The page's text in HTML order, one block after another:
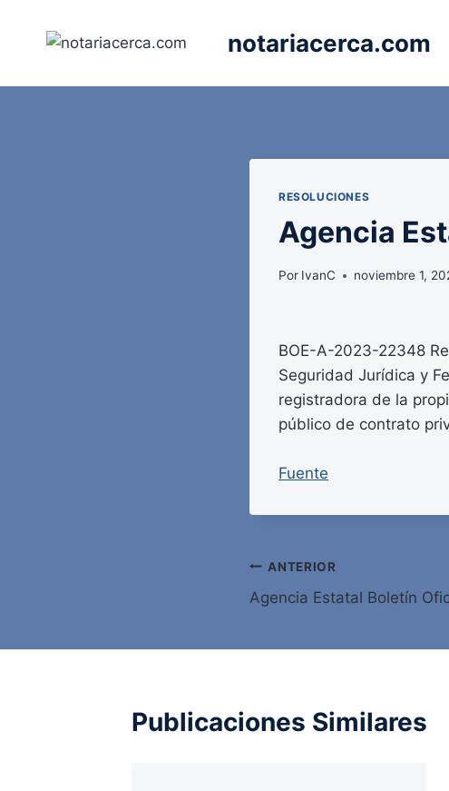
notariacerca.com
RESOLUCIONES
Agencia
Por IvanC noviembre 1,
BOE-A-2023-22348
Seguridad Jurídica y
registradora de la
público de contrato
Fuente
Navegación
de
entradas
ANTERIOR
Agencia Estatal Boletín
Publicaciones Similares